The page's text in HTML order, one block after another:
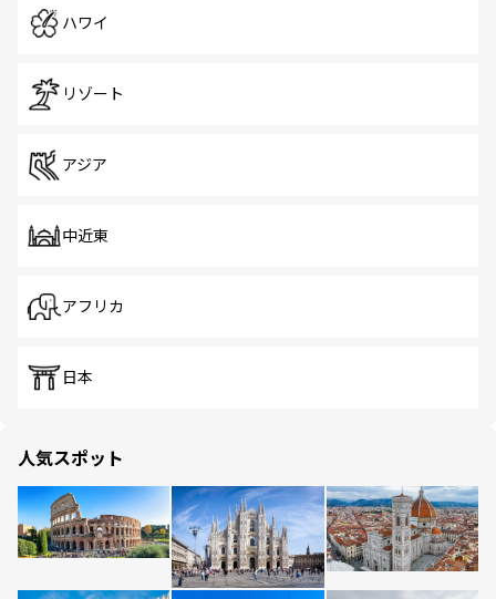
ハワイ
リゾート
アジア
中近東
アフリカ
日本
人気スポット